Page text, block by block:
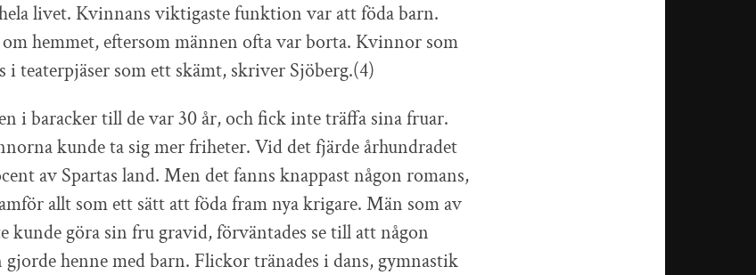
livet. Kvinnans viktigaste funktion var att föda barn.
hemmet, eftersom männen ofta var borta. Kvinnor som
i teaterpjäser som ett skämt, skriver Sjöberg.(4)
i baracker till de var 30 år, och fick inte träffa sina fruar.
kunde ta sig mer friheter. Vid det fjärde århundradet
av Spartas land. Men det fanns knappast någon romans,
allt som ett sätt att föda fram nya krigare. Män som av
kunde göra sin fru gravid, förväntades se till att någon
henne med barn. Flickor tränades i dans, gymnastik